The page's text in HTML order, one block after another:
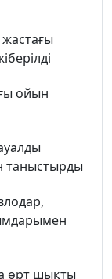
жастағы
ойын
таныстырды
өрт шықты